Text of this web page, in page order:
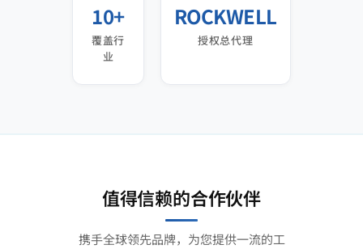
10+
覆盖行
业
ROCKWELL
授权总代理
值得信赖的合作伙伴
携手全球领先品牌，为您提供一流的工